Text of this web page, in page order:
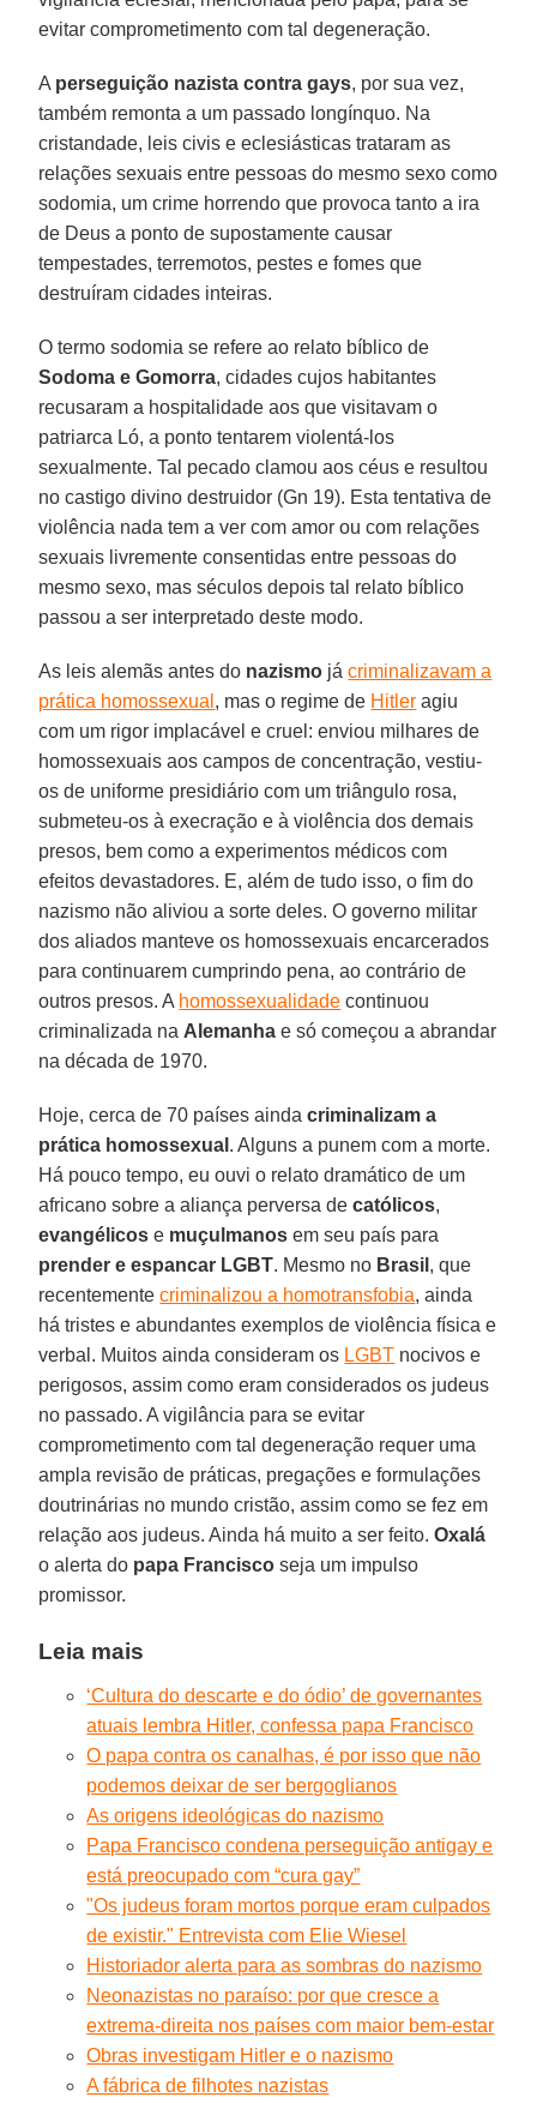
evitar comprometimento com tal degeneração.
A perseguição nazista contra gays, por sua vez,
também remonta a um passado longínquo. Na
cristandade, leis civis e eclesiásticas trataram as
relações sexuais entre pessoas do mesmo sexo como
sodomia, um crime horrendo que provoca tanto a ira
de Deus a ponto de supostamente causar
tempestades, terremotos, pestes e fomes que
destruíram cidades inteiras.
O termo sodomia se refere ao relato bíblico de
Sodoma e Gomorra, cidades cujos habitantes
recusaram a hospitalidade aos que visitavam o
patriarca Ló, a ponto tentarem violentá-los
sexualmente. Tal pecado clamou aos céus e resultou
no castigo divino destruidor (Gn 19). Esta tentativa de
violência nada tem a ver com amor ou com relações
sexuais livremente consentidas entre pessoas do
mesmo sexo, mas séculos depois tal relato bíblico
passou a ser interpretado deste modo.
As leis alemãs antes do nazismo jácriminalizavam a
prática homossexual , mas o regime de Hitler agiu
com um rigor implacável e cruel: enviou milhares de
homossexuais aos campos de concentração, vestiu-
os de uniforme presidiário com um triângulo rosa,
submeteu-os à execração e à violência dos demais
presos, bem como a experimentos médicos com
efeitos devastadores. E, além de tudo isso, o fim do
nazismo não aliviou a sorte deles. O governo militar
dos aliados manteve os homossexuais encarcerados
para continuarem cumprindo pena, ao contrário de
outros presos. A homossexualidade continuou
criminalizada na Alemanha e só começou a abrandar
na década de 1970.
Hoje, cerca de 70 países aindacriminalizam a
prática homossexual . Alguns a punem com a morte.
Há pouco tempo, eu ouvi o relato dramático de um
africano sobre a aliança perversa decatólicos,
evangélicos e muçulmanos em seu país para
prender e espancar LGBT. Mesmo no Brasil , que
recentementecriminalizou a homotransfobia, ainda
há tristes e abundantes exemplos de violência física e
verbal. Muitos ainda consideram os LGBT nocivos e
perigosos, assim como eram considerados os judeus
no passado. A vigilância para se evitar
comprometimento com tal degeneração requer uma
ampla revisão de práticas, pregações e formulações
doutrinárias no mundo cristão, assim como se fez em
relação aos judeus. Ainda há muito a ser feito.Oxalá
o alerta do papa Francisco seja um impulso
promissor.
Leia mais
‘Cultura do descarte e do ódio’ de governantes
atuais lembra Hitler, confessa papa Francisco
O papa contra os canalhas, é por isso que não
podemos deixar de ser bergoglianos
As origens ideológicas do nazismo
Papa Francisco condena perseguição antigay e
está preocupado com “cura gay”
"Os judeus foram mortos porque eram culpados
de existir." Entrevista com Elie Wiesel
Historiador alerta para as sombras do nazismo
Neonazistas no paraíso: por que cresce a
extrema-direita nos países com maior bem-estar
Obras investigam Hitler e o nazismo
A fábrica de filhotes nazistas